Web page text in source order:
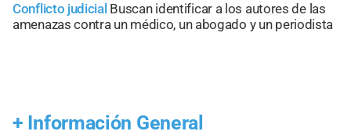
Conflicto judicial Buscan identificar a los autores de las
amenazas contra un médico, un abogado y un periodista
+ Información General